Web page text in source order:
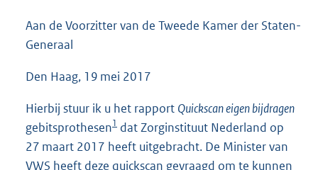
Aan de Voorzitter van de Tweede Kamer der Staten-
Generaal
Den Haag, 19 mei 2017
Hierbij stuur ik u het rapport Quickscan eigen bijdragen
gebitsprothesen1 dat Zorginstituut Nederland op
27 maart 2017 heeft uitgebracht. De Minister van
VWS heeft deze quickscan gevraagd om te kunnen